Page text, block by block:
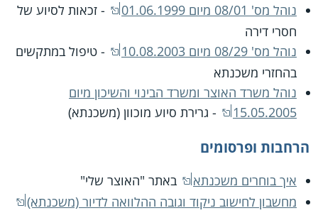
נוהל מס' 08/01 מיום 01.06.1999
- זכאות לסיוע של
חסרי דירה
נוהל מס' 08/29 מיום 10.08.2003
- טיפול במתקשים
בהחזרי משכנתא
נוהל משרד האוצר ומשרד הבינוי והשיכון מיום
15.05.2005
- גרירת סיוע מוכוון (משכנתא)
הרחבות ופרסומים
איך בוחרים משכנתא
באתר "האוצר שלי"
מחשבון לחישוב ניקוד וגובה ההלוואה לדיור (משכנתא)